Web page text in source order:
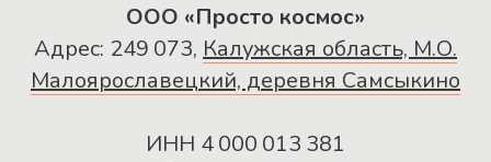
ООО «Просто космос»
Адрес: 249 073, Калужская область, М.О.
Малоярославецкий, деревня Самсыкино
ИНН 4 000 013 381